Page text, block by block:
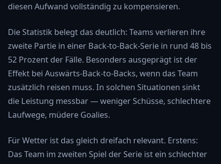
diesen Aufwand vollständig zu kompensieren.
Die Statistik belegt das deutlich: Teams verlieren ihre
zweite Partie in einer Back-to-Back-Serie in rund 48 bis
52 Prozent der Fälle. Besonders ausgeprägt ist der
Effekt bei Auswärts-Back-to-Backs, wenn das Team
zusätzlich reisen muss. In solchen Situationen sinkt
die Leistung messbar — weniger Schüsse, schlechtere
Laufwege, müdere Goalies.
Für Wetter ist das gleich dreifach relevant. Erstens:
Das Team im zweiten Spiel der Serie ist ein schlechter